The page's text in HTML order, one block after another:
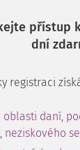
přístup
dní
registraci
oblasti daní,
neziskového